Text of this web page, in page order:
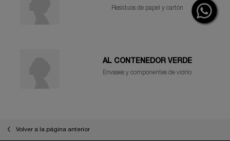
Residuos de papel y cartón
AL CONTENEDOR VERDE
Envases y componentes de vidrio
Volver a la página anterior